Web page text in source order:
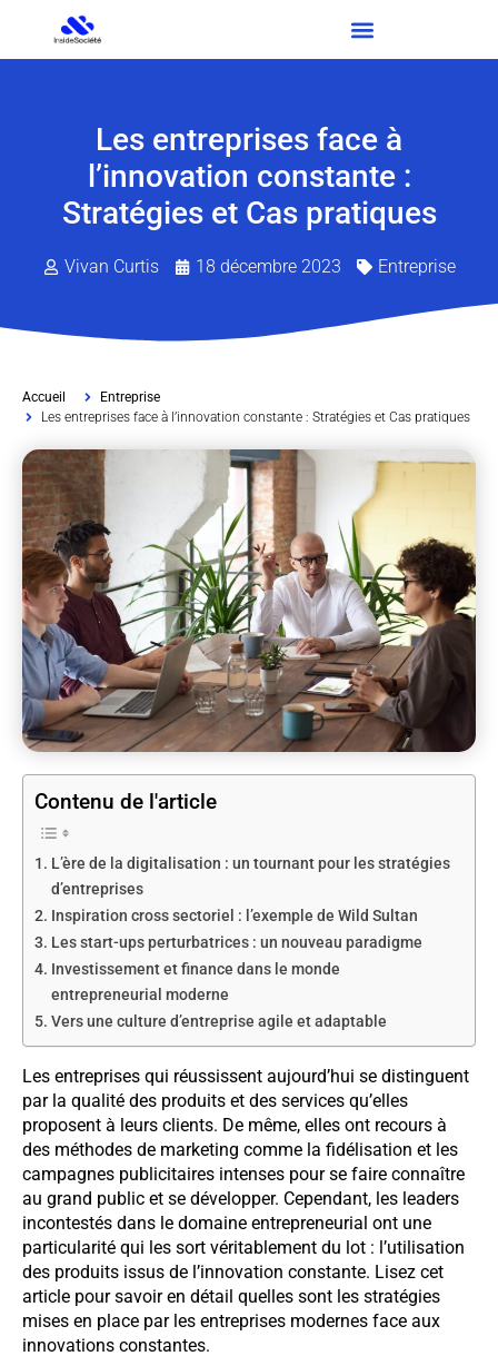
Les entreprises face à
l’innovation constante :
Stratégies et Cas pratiques
Vivan Curtis 18 décembre 2023 Entreprise
Accueil
Entreprise
Les entreprises face à l’innovation constante : Stratégies et Cas pratiques
Contenu de l'article
L’ère de la digitalisation : un tournant pour les stratégies
d’entreprises
Inspiration cross sectoriel : l’exemple de Wild Sultan
Les start-ups perturbatrices : un nouveau paradigme
Investissement et finance dans le monde
entrepreneurial moderne
Vers une culture d’entreprise agile et adaptable
Les entreprises qui réussissent aujourd’hui se distinguent
par la qualité des produits et des services qu’elles
proposent à leurs clients. De même, elles ont recours à
des méthodes de marketing comme la fidélisation et les
campagnes publicitaires intenses pour se faire connaître
au grand public et se développer. Cependant, les leaders
incontestés dans le domaine entrepreneurial ont une
particularité qui les sort véritablement du lot : l’utilisation
des produits issus de l’innovation constante. Lisez cet
article pour savoir en détail quelles sont les stratégies
mises en place par les entreprises modernes face aux
innovations constantes.